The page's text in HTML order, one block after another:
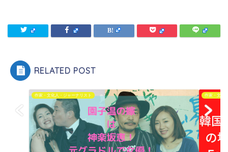
RELATED POST
作家・文化人・ジャーナリスト 作家・文化